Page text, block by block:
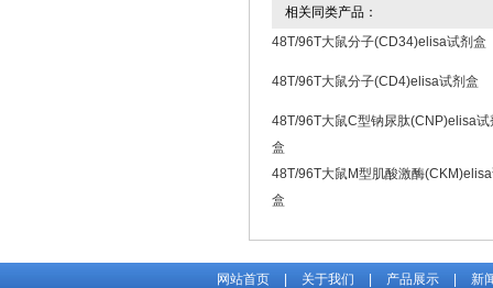
相关同类产品：
48T/96T大鼠分子(CD34)elisa试剂盒
48T/96T大鼠分子(CD4)elisa试剂盒
48T/96T大鼠C型钠尿肽(CNP)elisa试
盒
48T/96T大鼠M型肌酸激酶
盒
网站首页 关于我们 产品展示 新